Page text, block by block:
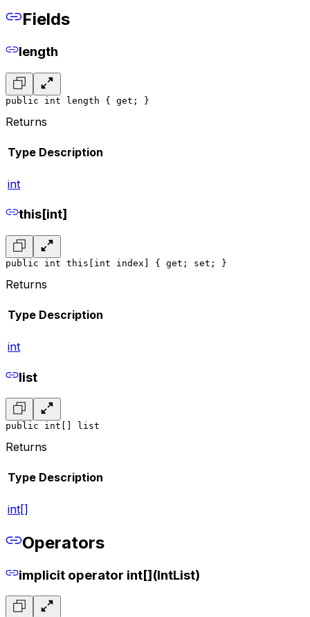
Fields
length
public int length { get; }
Returns
Type Description
int
this[int]
public int this[int index] { get; set; }
Returns
Type Description
int
list
public int[] list
Returns
Type Description
int[]
Operators
implicit operator int[](IntList)